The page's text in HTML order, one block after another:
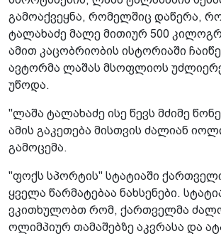
გამოაქვეყნა, რომელშიც დაწერა,
ტალახაძე მალე მითიურ 500
ამით კაცობრიობის ისტორიაში
ავტორმა ლაშას მსოფლიოს
უწოდა.
"ლაშა ტალახაძე ისე წევს მძიმე
ამის გაკეთება მისთვის ძალიან
გამოცემა.
"ფოქს სპორტის" სტატიაში
ყველა წარმატებაა ნახსენები.
ვკითხულობთ რომ, ქართველმა
ოლიმპიურ თამაშებზე აკვრასა და